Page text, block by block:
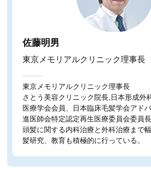
佐藤明男
東京メモリアルクリニック理事長
東京メモリアルクリニック理事長
さとう美容クリニック院長,日本形成外
医療学会会員、日本臨床毛髪学会アド
進医師会特定認定再生医療委員会委員長
頭髪に関する内科治療と外科治療まで
髪研究、教育も積極的に行っている。